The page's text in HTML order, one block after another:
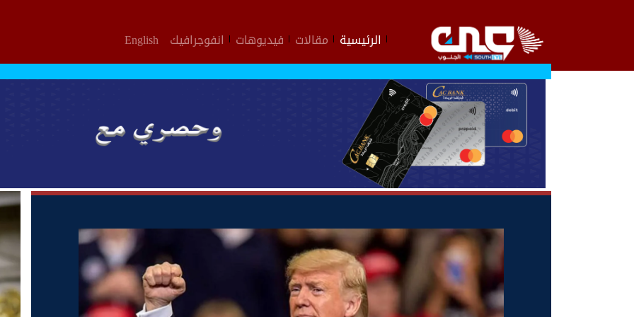
الرئيسية مقالات فيديوهات انفوجرافيك English